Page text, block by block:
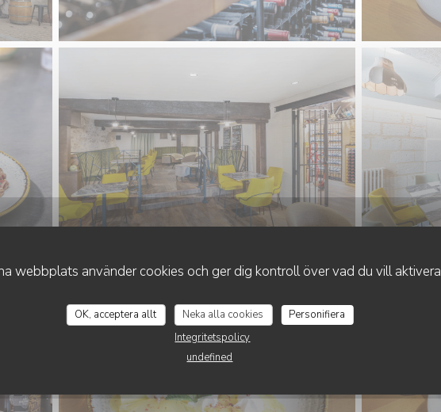
webbplats använder cookies och ger dig kontroll över vad du vill aktivera
OK, acceptera allt Neka alla cookies
Personifiera
Integritetspolicy
undefined